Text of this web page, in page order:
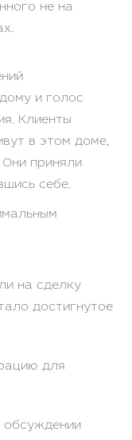
не на
и голос
Клиенты
в этом доме,
приняли
себе.
на сделку
достигнутое
для
обсуждении